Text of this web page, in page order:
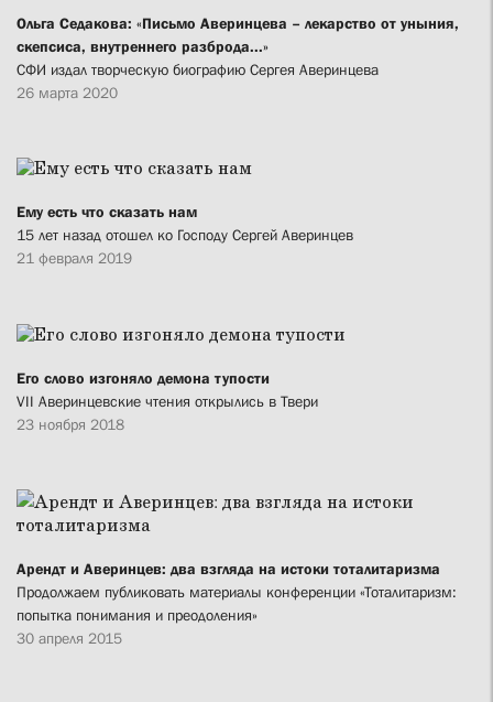
Ольга Седакова: «Письмо Аверинцева – лекарство от уныния,
скепсиса, внутреннего разброда...»
СФИ издал творческую биографию Сергея Аверинцева
26 марта 2020
Ему есть что сказать нам
15 лет назад отошел ко Господу Сергей Аверинцев
21 февраля 2019
Его слово изгоняло демона тупости
VII Аверинцевские чтения открылись в Твери
23 ноября 2018
Арендт и Аверинцев: два взгляда на истоки тоталитаризма
Продолжаем публиковать материалы конференции «Тоталитаризм:
попытка понимания и преодоления»
30 апреля 2015